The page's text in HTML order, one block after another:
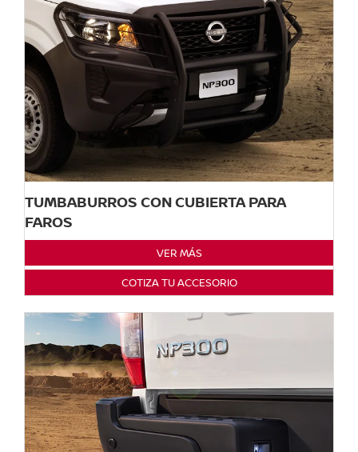
TUMBABURROS CON CUBIERTA PARA
FAROS
VER MÁS
COTIZA TU ACCESORIO